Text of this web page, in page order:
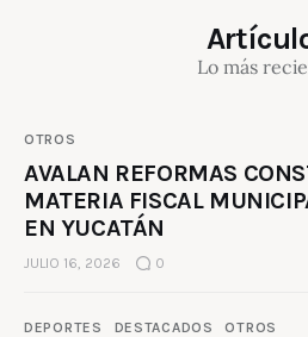
Lo más
OTROS
AVALAN REFORMAS
MATERIA FISCAL
EN YUCATÁN
JULIO 16, 2026 0
DEPORTES DESTACADOS OTROS